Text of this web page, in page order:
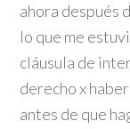
ahora después
lo que me
cláusula de
derecho x
antes de que